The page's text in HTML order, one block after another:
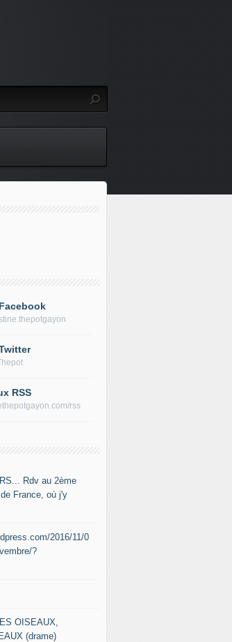
RSS
rss
Rdv au 2ème
France, où j'y
2016/11/0
?
OISEAUX,
(drame)